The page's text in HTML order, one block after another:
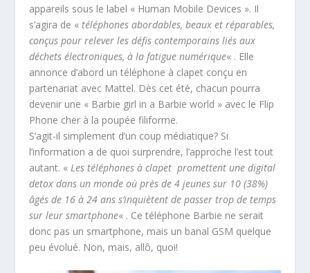
appareils sous le label « Human Mobile Devices ». Il
s’agira de «téléphones abordables, beaux et réparables,
conçus pour relever les défis contemporains liés aux
déchets électroniques, à la fatigue numérique« . Elle
annonce d’abord un téléphone à clapet conçu en
partenariat avec Mattel. Dès cet été, chacun pourra
devenir une « Barbie girl in a Barbie world » avec le Flip
Phone cher à la poupée filiforme.
S’agit-il simplement d’un coup médiatique? Si
l’information a de quoi surprendre, l’approche l’est tout
autant. «Les téléphones à clapet promettent une digital
detox dans un monde où près de 4 jeunes sur 10 (38%)
âgés de 16 à 24 ans s’inquiètent de passer trop de temps
sur leur smartphone« . Ce téléphone Barbie ne serait
donc pas un smartphone, mais un banal GSM quelque
peu évolué. Non, mais, allô, quoi!